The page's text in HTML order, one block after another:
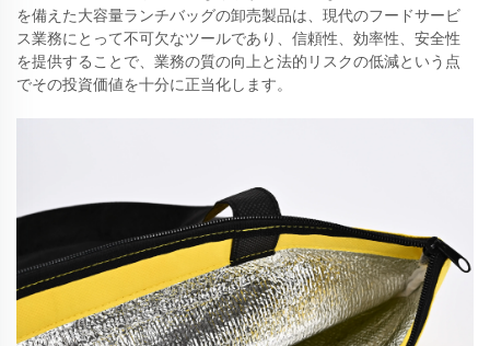
を備えた大容量ランチバッグの卸売製品は、現代のフードサービ
ス業務にとって不可欠なツールであり、信頼性、効率性、安全性
を提供することで、業務の質の向上と法的リスクの低減という点
でその投資価値を十分に正当化します。